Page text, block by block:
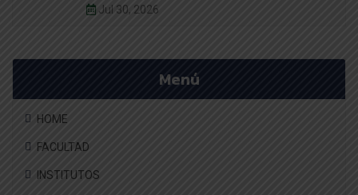
Jul 30, 2026
Menú
HOME
FACULTAD
INSTITUTOS